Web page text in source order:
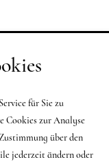
für Sie zu
Cookies zur Analyse
über den
jederzeit ändern oder